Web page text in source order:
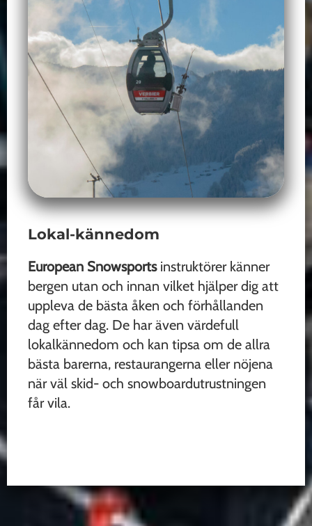
Lokal-kännedom
European Snowsportsinstruktörer känner
bergen utan och innan vilket hjälper dig att
uppleva de bästa åken och förhållanden
dag efter dag. De har även värdefull
lokalkännedom och kan tipsa om de allra
bästa barerna, restaurangerna eller nöjena
när väl skid- och snowboardutrustningen
får vila.